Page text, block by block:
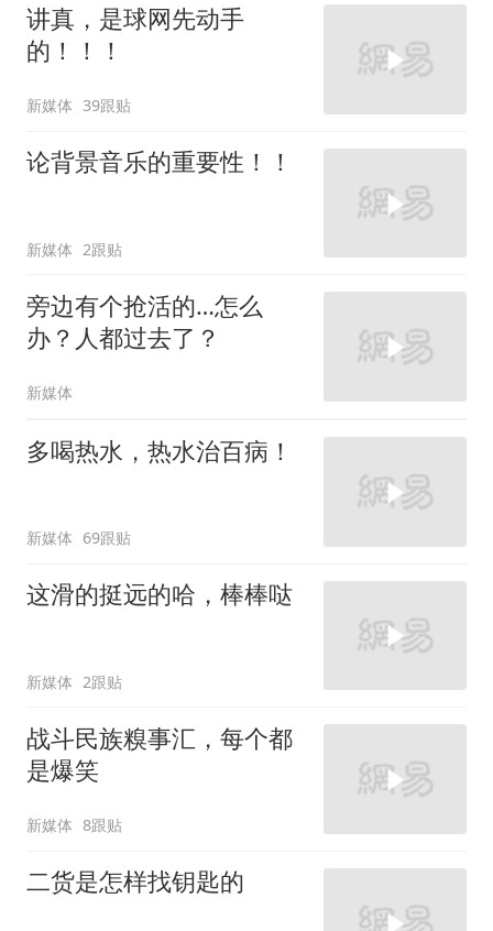
讲真，是球网先动手
的！！！
新媒体 39跟贴
论背景音乐的重要性！！
新媒体 2跟贴
旁边有个抢活的…怎么
办？人都过去了？
新媒体
多喝热水，热水治百病！
新媒体 69跟贴
这滑的挺远的哈，棒棒哒
新媒体 2跟贴
战斗民族糗事汇，每个都
是爆笑
新媒体 8跟贴
二货是怎样找钥匙的